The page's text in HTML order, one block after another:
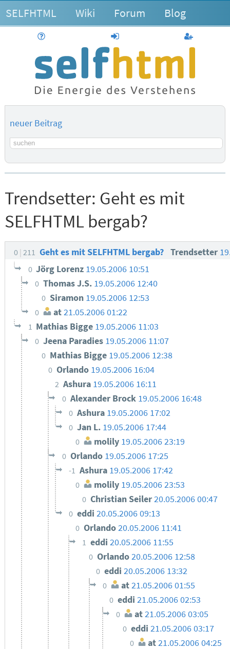
SELFHTML Wiki Forum Blog
anmelden
neuer Beitrag
Suchbegriff
Trendsetter: Geht es mit
SELFHTML bergab?
0 211 Geht es mit SELFHTML bergab? Trendsetter
0 Jörg Lorenz 19.05.2006 10:51
0 Thomas J.S. 19.05.2006 12:40
0 Siramon 19.05.2006 12:53
0 at 21.05.2006 01:22
1 Mathias Bigge 19.05.2006 11:03
0 Jeena Paradies 19.05.2006 11:07
0 Mathias Bigge 19.05.2006 12:38
0 Orlando 19.05.2006 16:04
2 Ashura 19.05.2006 16:11
0 Alexander Brock 19.05.2006 16:48
0 Ashura 19.05.2006 17:02
0 Jan L. 19.05.2006 17:44
0 molily 19.05.2006 23:19
0 Orlando 19.05.2006 17:25
-1 Ashura 19.05.2006 17:42
0 molily 19.05.2006 23:53
0 Christian Seiler20.05.2006 00:47
0 eddi 20.05.2006 09:13
0 Orlando20.05.2006 11:41
1 eddi20.05.2006 11:55
0 Orlando20.05.2006 12:58
0 eddi 20.05.2006 13:32
0 at 21.05.2006 01:55
0 eddi 21.05.2006 02:53
0 at21.05.2006 03:05
0 eddi21.05.2006 03:17
0 at21.05.2006 04:25